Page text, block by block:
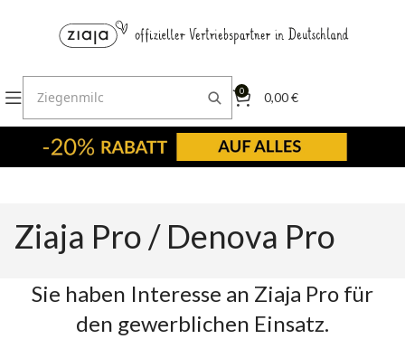
0 0,00€
Ziaja Pro / Denova Pro
Sie haben Interesse an Ziaja Pro für
den gewerblichen Einsatz.